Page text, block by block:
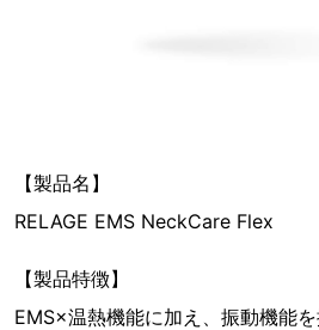
【製品名】
RELAGE EMS NeckCare Flex
【製品特徴】
EMS×温熱機能に加え、振動機能